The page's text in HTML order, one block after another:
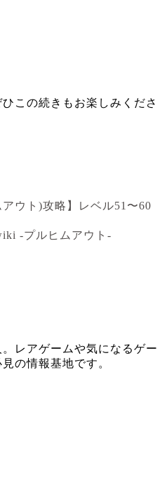
この続きもお楽しみくださ
ウト)攻略】レベル51〜60
-プルヒムアウト-
レアゲームや気になるゲー
の情報基地です。